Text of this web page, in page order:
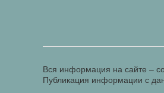
Вся информация на сайте –
Публикация информации с